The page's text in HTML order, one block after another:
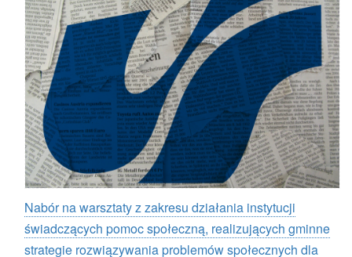
Nabór na warsztaty z zakresu działania instytucji
świadczących pomoc społeczną, realizujących gminne
strategie rozwiązywania problemów społecznych dla